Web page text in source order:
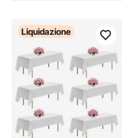
Liquidazione